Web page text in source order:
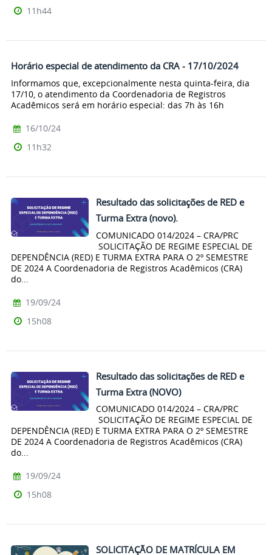
11h44
Horário especial de atendimento da CRA - 17/10/2024
Informamos que, excepcionalmente nesta quinta-feira, dia
17/10, o atendimento da Coordenadoria de Registros
Acadêmicos será em horário especial: das 7h às 16h
16/10/24
11h32
Resultado das solicitações de RED e
Turma Extra (novo).
COMUNICADO 014/2024 – CRA/PRC
SOLICITAÇÃO DE REGIME ESPECIAL DE
DEPENDÊNCIA (RED) E TURMA EXTRA PARA O 2º SEMESTRE
DE 2024 A Coordenadoria de Registros Acadêmicos (CRA)
do...
19/09/24
15h08
Resultado das solicitações de RED e
Turma Extra (NOVO)
COMUNICADO 014/2024 – CRA/PRC
SOLICITAÇÃO DE REGIME ESPECIAL DE
DEPENDÊNCIA (RED) E TURMA EXTRA PARA O 2º SEMESTRE
DE 2024 A Coordenadoria de Registros Acadêmicos (CRA)
do...
19/09/24
15h08
SOLICITAÇÃO DE MATRÍCULA EM